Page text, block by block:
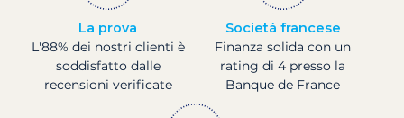
La prova
L'88% dei nostri clienti è
soddisfatto dalle
recensioni verificate
Societá francese
Finanza solida con un
rating di 4 presso la
Banque de France